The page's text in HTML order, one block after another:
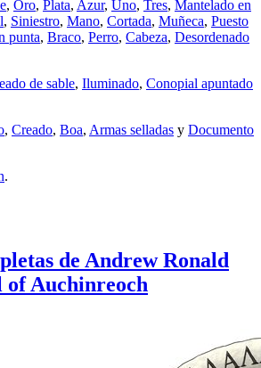
, Oro, Plata, Azur, Uno, Tres, Mantelado en
, Siniestro, Mano, Cortada, Muñeca, Puesto
punta, Braco, Perro, Cabeza, Desordenado
de sable, Iluminado, Conopial apuntado
, Creado, Boa, Armas selladas y Documento
.
de Andrew Ronald
Auchinreoch